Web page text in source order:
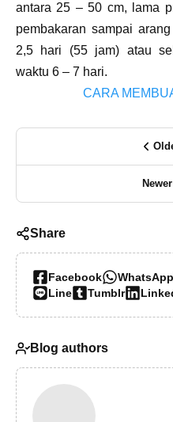
antara 25 – 50 cm, lama
pembakaran sampai
2,5 hari (55 jam) atau
waktu 6 – 7 hari.
CARA
Share
Facebook WhatsApp
Line
Tumblr
Blog authors